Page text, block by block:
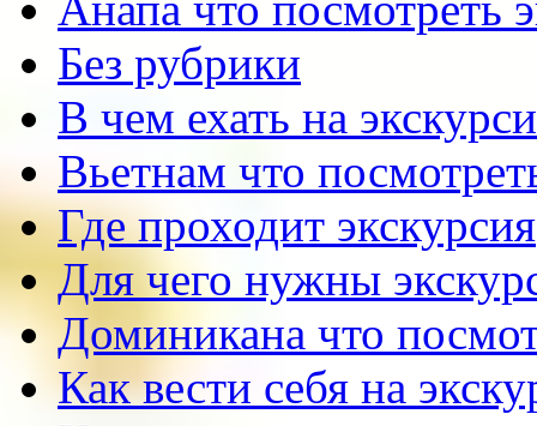
Без рубрики
В чем ехать на
Вьетнам что
Где проходит экскурсия
Для чего нужны
Доминикана что
Как вести себя на